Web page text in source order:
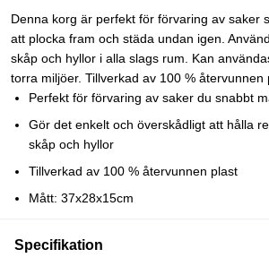
Denna korg är perfekt för förvaring av saker
att plocka fram och städa undan igen.
skåp och hyllor i alla slags rum. Kan
torra miljöer. Tillverkad av 100 % återvunnen
Perfekt för förvaring av saker du snabbt
Gör det enkelt och överskådligt att hålla
skåp och hyllor
Tillverkad av 100 % återvunnen plast
Mått: 37x28x15cm
Specifikation